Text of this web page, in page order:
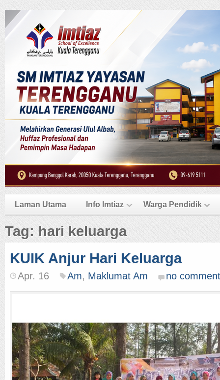
Laman Utama Info Imtiaz Warga Pendidik
Tag: hari keluarga
KUIK Anjur Hari Keluarga
Apr. 16 Am, Maklumat Am no